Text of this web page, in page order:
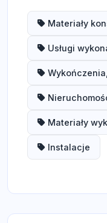
Materiały
Usługi
Materiały
Instalacje